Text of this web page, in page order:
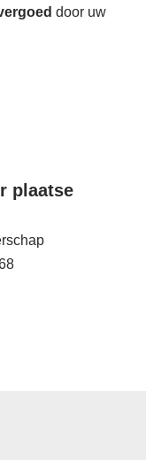
door uw
plaatse